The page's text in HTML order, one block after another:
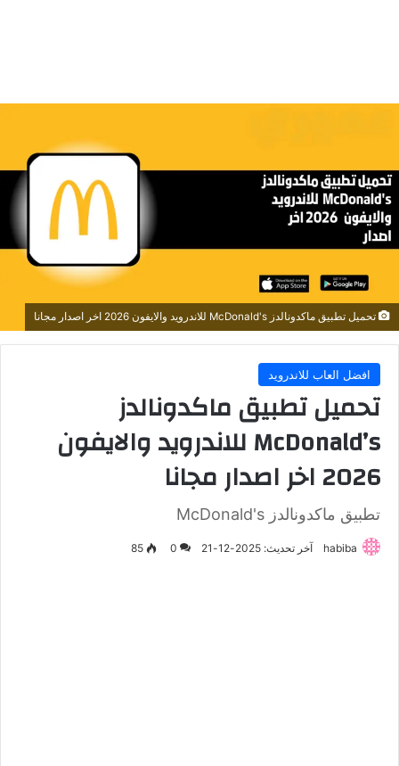
تحميل تطبيق ماكدونالدز McDonald's للاندرويد والايفون 2026 اخر اصدار مجانا
افضل العاب للاندرويد
تحميل تطبيق ماكدونالدز
McDonald’s للاندرويد والايفون
2026 اخر اصدار مجانا
تطبيق ماكدونالدز McDonald's
habiba آخر تحديث: 2025-12-21 0
85